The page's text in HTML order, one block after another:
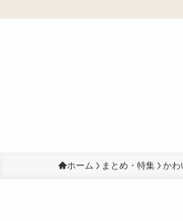
ホーム まとめ・特集 かわ